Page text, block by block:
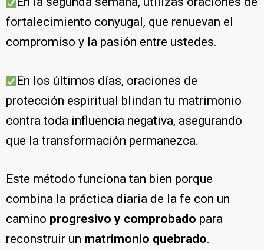
fortalecimiento conyugal, que renuevan el
compromiso y la pasión entre ustedes.
En los últimos días, oraciones de
protección espiritual blindan tu matrimonio
contra toda influencia negativa, asegurando
que la transformación permanezca.
Este método funciona tan bien porque
combina la práctica diaria de la fe con un
camino progresivo y comprobado para
reconstruir un matrimonio quebrado.